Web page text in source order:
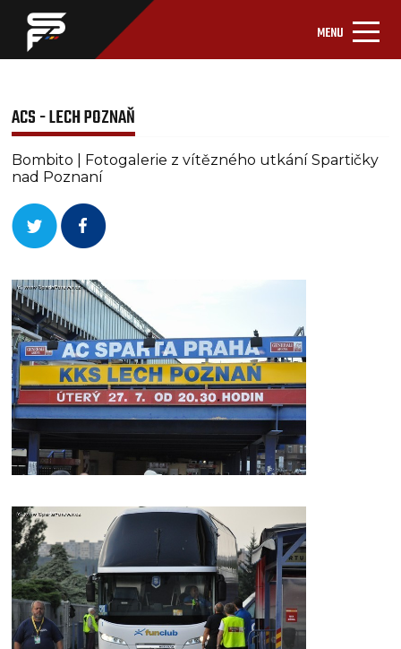
MENU
ACS - LECH POZNAŇ
Bombito | Fotogalerie z vítězného utkání Spartičky
nad Poznaní